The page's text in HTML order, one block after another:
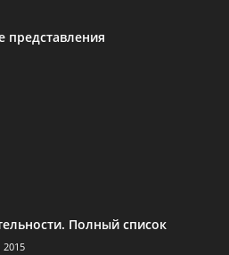
представления
Полный список
2015